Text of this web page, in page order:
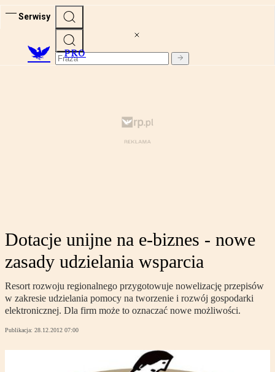
Serwisy
PRO
Dotacje unijne na e-biznes - nowe
zasady udzielania wsparcia
Resort rozwoju regionalnego przygotowuje nowelizację przepisów
w zakresie udzielania pomocy na tworzenie i rozwój gospodarki
elektronicznej. Dla firm może to oznaczać nowe możliwości.
Publikacja: 28.12.2012 07:00